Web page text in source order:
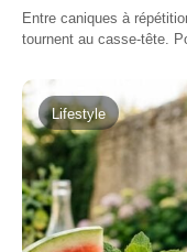
Entre caniques à
tournent au casse-tête.
Lifestyle